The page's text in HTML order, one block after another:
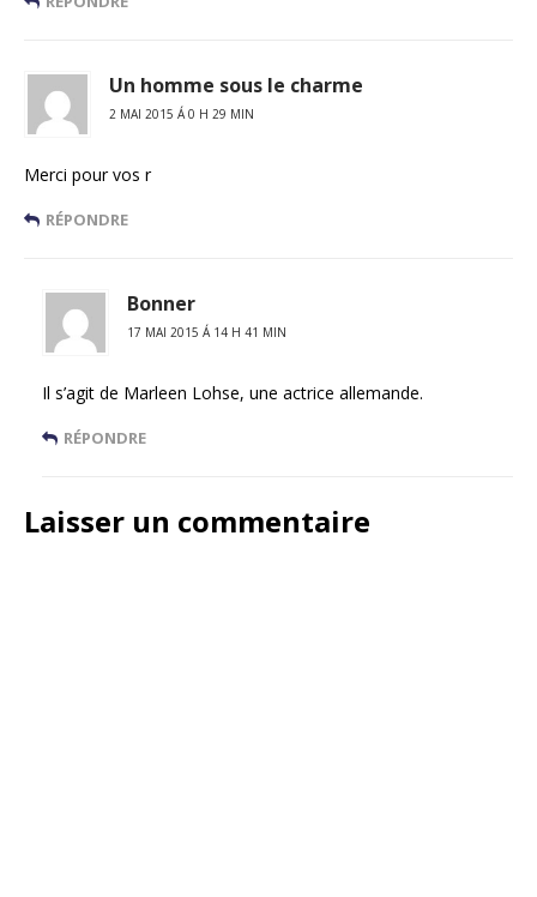
Un homme sous le charme
2 MAI 2015 Á 0 H 29 MIN
Merci pour vos r
RÉPONDRE
Bonner
17 MAI 2015 Á 14 H 41 MIN
Il s’agit de Marleen Lohse, une actrice allemande.
RÉPONDRE
Laisser un commentaire